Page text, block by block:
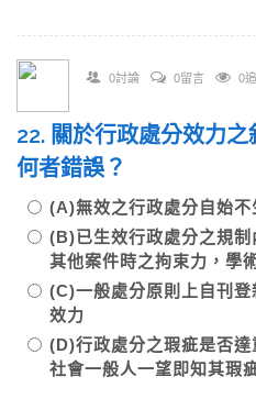
0討論 0留言 0
22. 關於行政處分效力之
何者錯誤？
(A)無效之行政處分自始
(B)已生效行政處分之規
其他案件時之拘束力，學
(C)一般處分原則上自刊
效力
(D)行政處分之瑕疵是否
社會一般人一望即知其瑕